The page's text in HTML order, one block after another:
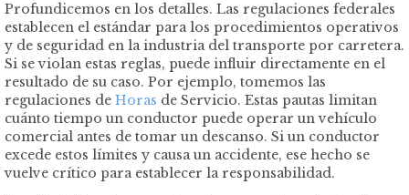
Profundicemos en los detalles. Las regulaciones federales
establecen el estándar para los procedimientos operativos
y de seguridad en la industria del transporte por carretera.
Si se violan estas reglas, puede influir directamente en el
resultado de su caso. Por ejemplo, tomemos las
regulaciones de Horas de Servicio. Estas pautas limitan
cuánto tiempo un conductor puede operar un vehículo
comercial antes de tomar un descanso. Si un conductor
excede estos límites y causa un accidente, ese hecho se
vuelve crítico para establecer la responsabilidad.